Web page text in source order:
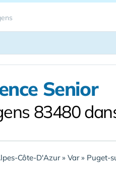
Senior
83480
Côte-D'Azur» Var» Puget-